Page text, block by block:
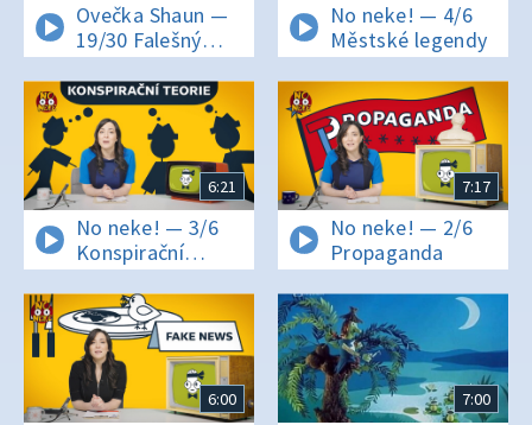
Ovečka Shaun —
19/30 Falešný
farmář
No neke! — 4/6
Městské legendy
6:21
No neke! — 3/6
Konspirační
teorie
7:17
No neke! — 2/6
Propaganda
6:00 7:00